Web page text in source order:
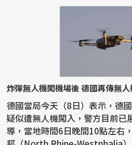
炸彈無人機闖機場後 德國再傳無
德國當局今天（8日）表示，德
疑似遭無人機闖入，警方目前已展開調
導，當地時間6日晚間10點左右